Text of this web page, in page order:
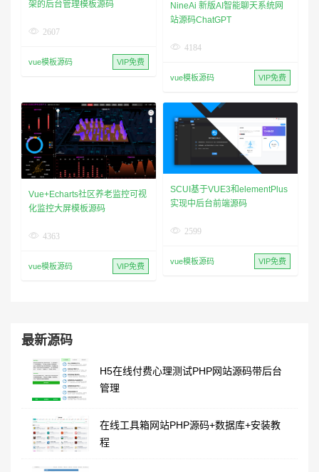
架的后台管理模板源码
2607
vue模板源码 VIP免费
NineAi 新版AI智能聊天系统网
站源码ChatGPT
4184
vue模板源码 VIP免费
Vue+Echarts社区养老监控可视
化监控大屏模板源码
4363
vue模板源码 VIP免费
SCUI基于VUE3和elementPlus
实现中后台前端源码
2599
vue模板源码 VIP免费
最新源码
H5在线付费心理测试PHP网站源码带后台
管理
在线工具箱网站PHP源码+数据库+安装教
程